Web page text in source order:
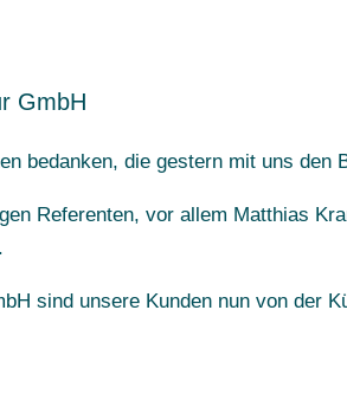
GmbH
bedanken, die gestern mit uns den
Referenten, vor allem Matthias
sind unsere Kunden nun von der